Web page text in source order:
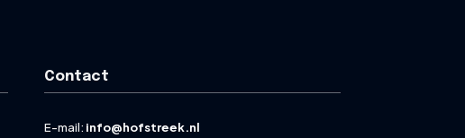
Contact
E-mail: info@hofstreek.nl